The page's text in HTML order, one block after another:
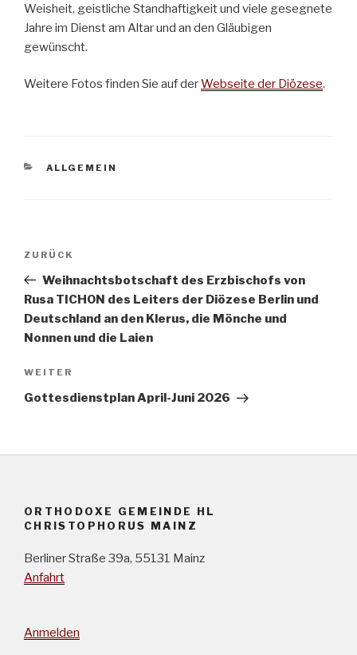
Weisheit, geistliche Standhaftigkeit und viele gesegnete
Jahre im Dienst am Altar und an den Gläubigen
gewünscht.
Weitere Fotos finden Sie auf derWebseite der Diözese.
KATEGORIEN
ALLGEMEIN
Beitragsnavigation
Vorheriger
Beitrag
ZURÜCK
Weihnachtsbotschaft des Erzbischofs von
Rusa TICHON des Leiters der Diözese Berlin und
Deutschland an den Klerus, die Mönche und
Nonnen und die Laien
Nächster
Beitrag
WEITER
Gottesdienstplan April-Juni 2026
ORTHODOXE GEMEINDE HL
CHRISTOPHORUS MAINZ
Berliner Straße 39a, 55131 Mainz
Anfahrt
Anmelden